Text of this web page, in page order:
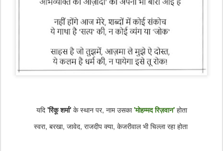
यदि 'रिंकू शर्मा'के स्थान पर, नाम उसका'मोहम्मद रिज़वान'होता
स्वरा, बरखा, जावेद, राजदीप क्या, केजरीवाल भी चिल्ला रहा होता